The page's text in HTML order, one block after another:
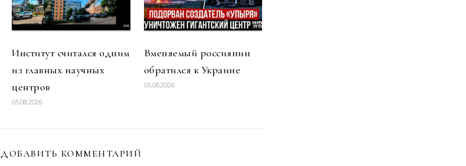
Институт считался одним
из главных научных
центров
05.08.2026
Вменяемый россиянин
обратился к Украине
05.08.2026
ДОБАВИТЬ КОММЕНТАРИЙ